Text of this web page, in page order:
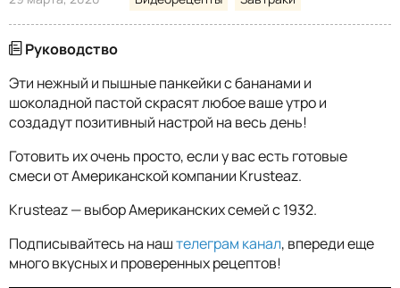
Руководство
Эти нежный и пышные панкейки с бананами и
шоколадной пастой скрасят любое ваше утро и
создадут позитивный настрой на весь день!
Готовить их очень просто, если у вас есть готовые
смеси от Американской компании Krusteaz.
Krusteaz — выбор Американских семей с 1932.
Подписывайтесь на наштелеграм канал, впереди еще
много вкусных и проверенных рецептов!